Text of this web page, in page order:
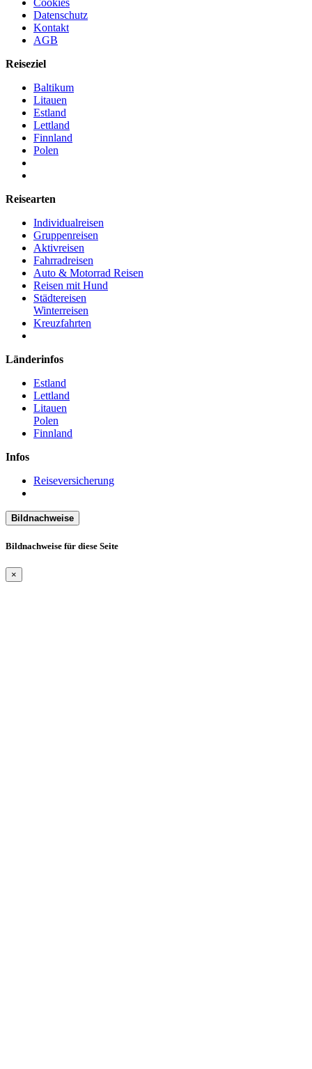
Datenschutz
Kontakt
AGB
Reiseziel
Baltikum
Litauen
Estland
Lettland
Finnland
Polen
Reisearten
Individualreisen
Gruppenreisen
Aktivreisen
Fahrradreisen
Auto & Motorrad Reisen
Reisen mit Hund
Städtereisen
Winterreisen
Kreuzfahrten
Länderinfos
Estland
Lettland
Litauen
Polen
Finnland
Infos
Reiseversicherung
Bildnachweise
Bildnachweise für diese Seite
×